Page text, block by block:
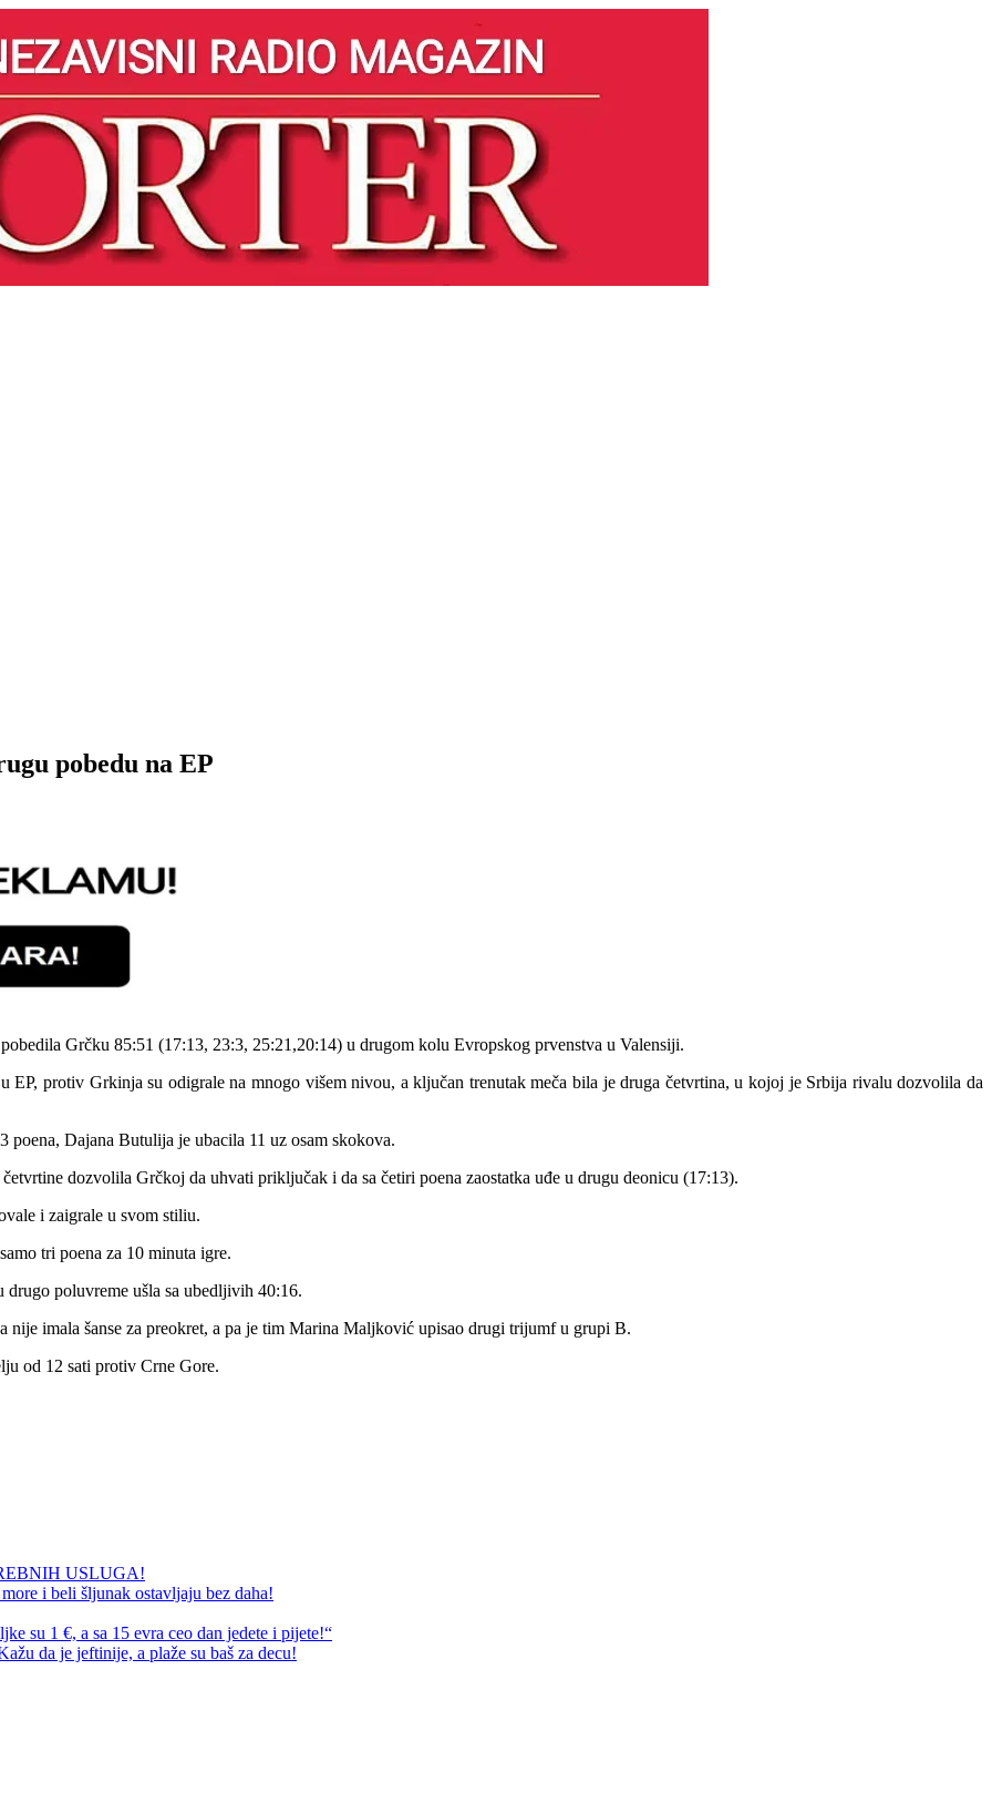
pobedu na EP
Grčku 85:51 (17:13, 23:3, 25:21,20:14) u drugom kolu Evropskog prvenstva u Valensiji.
EP, protiv Grkinja su odigrale na mnogo višem nivou, a ključan trenutak meča bila je druga četvrtina, u kojoj je Srbija rivalu dozvolila da
Dajana Butulija je ubacila 11 uz osam skokova.
dozvolila Grčkoj da uhvati priključak i da sa četiri poena zaostatka uđe u drugu deonicu (17:13).
i zaigrale u svom stiliu.
tri poena za 10 minuta igre.
drugo poluvreme ušla sa ubedljivih 40:16.
nije imala šanse za preokret, a pa je tim Marina Maljković upisao drugi trijumf u grupi B.
od 12 sati protiv Crne Gore.
USLUGA!
i beli šljunak ostavljaju bez daha!
su 1 €, a sa 15 evra ceo dan jedete i pijete!“
da je jeftinije, a plaže su baš za decu!